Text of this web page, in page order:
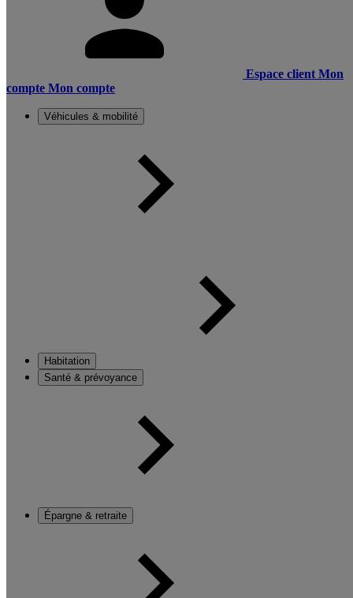
Espace client Mon
compte Mon compte
Véhicules & mobilité
Habitation
Santé & prévoyance
Épargne & retraite